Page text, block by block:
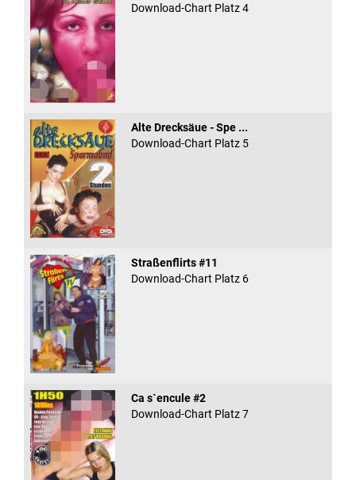
Download-Chart Platz 4
Alte Drecksäue - Spe ...
Download-Chart Platz 5
Straßenflirts #11
Download-Chart Platz 6
Ca s`encule #2
Download-Chart Platz 7